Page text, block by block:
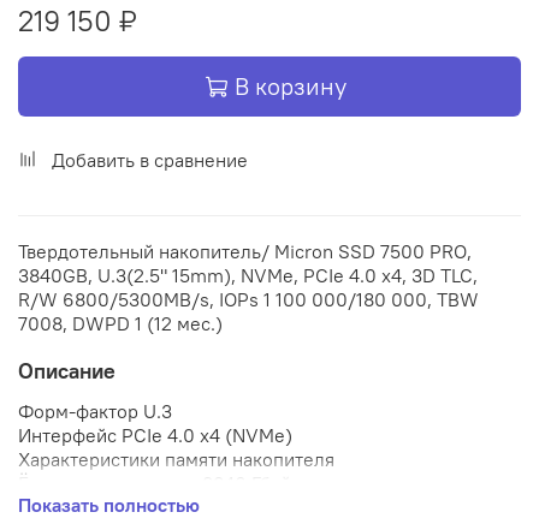
219 150 ₽
В корзину
Добавить в сравнение
Твердотельный накопитель/ Micron SSD 7500 PRO,
3840GB, U.3(2.5" 15mm), NVMe, PCIe 4.0 x4, 3D TLC,
R/W 6800/5300MB/s, IOPs 1 100 000/180 000, TBW
7008, DWPD 1 (12 мес.)
Описание
Форм-фактор U.3
Интерфейс PCIe 4.0 x4 (NVMe)
Характеристики памяти накопителя
Тип памяти 3D TLC
Показать полностью